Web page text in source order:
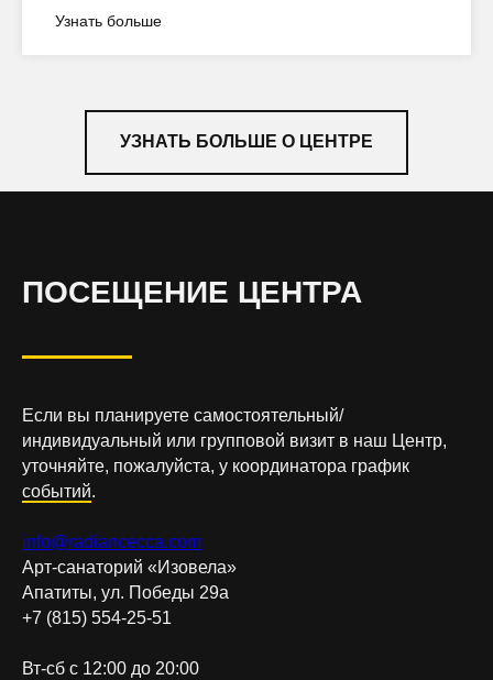
Узнать больше
УЗНАТЬ БОЛЬШЕ О ЦЕНТРЕ
ПОСЕЩЕНИЕ ЦЕНТРА
Если вы планируете самостоятельный/
индивидуальный или групповой визит в наш Центр,
уточняйте, пожалуйста, у координатора график
событий.
info@radiancecca.com
Арт-санаторий «Изовела»
Апатиты, ул. Победы 29а
+7 (815) 554-25-51
Вт-сб с 12:00 до 20:00